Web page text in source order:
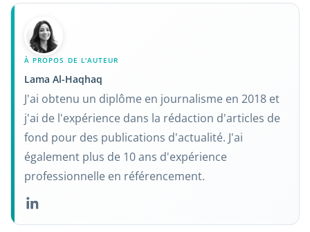
À PROPOS DE L'AUTEUR
Lama Al-Haqhaq
J'ai obtenu un diplôme en journalisme en 2018 et
j'ai de l'expérience dans la rédaction d'articles de
fond pour des publications d'actualité. J'ai
également plus de 10 ans d'expérience
professionnelle en référencement.